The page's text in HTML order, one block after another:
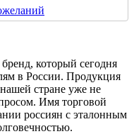
который сегодня
в России. Продукция
стране уже не
Имя торговой
россиян с эталонным